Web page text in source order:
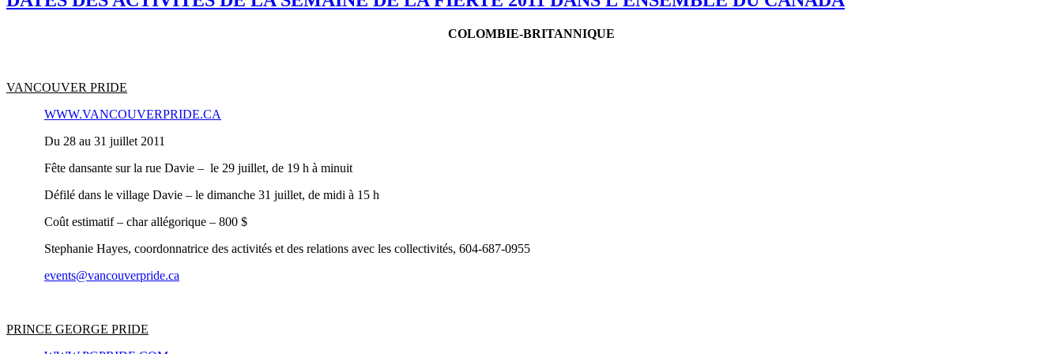
COLOMBIE-BRITANNIQUE
VANCOUVER PRIDE
WWW.VANCOUVERPRIDE.CA
Du 28 au 31 juillet 2011
Fête dansante sur la rue Davie – le 29 juillet, de 19 h à minuit
Défilé dans le village Davie – le dimanche 31 juillet, de midi à 15 h
Coût estimatif – char allégorique – 800 $
Stephanie Hayes, coordonnatrice des activités et des relations avec les collectivités, 604‑687-0955
events@vancouverpride.ca
PRINCE GEORGE PRIDE